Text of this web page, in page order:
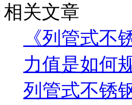
相关文章
《列管式
力值是如何
列管式不锈